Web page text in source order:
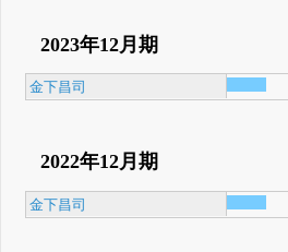
2023年12月期
金下昌司
2022年12月期
金下昌司